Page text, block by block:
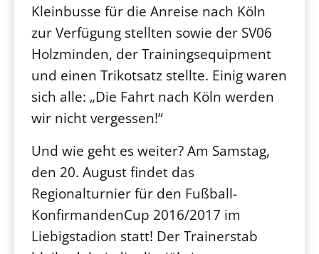
Kleinbusse für die Anreise nach Köln
zur Verfügung stellten sowie der SV06
Holzminden, der Trainingsequipment
und einen Trikotsatz stellte. Einig waren
sich alle: „Die Fahrt nach Köln werden
wir nicht vergessen!“
Und wie geht es weiter? Am Samstag,
den 20. August findet das
Regionalturnier für den Fußball-
KonfirmandenCup 2016/2017 im
Liebigstadion statt! Der Trainerstab